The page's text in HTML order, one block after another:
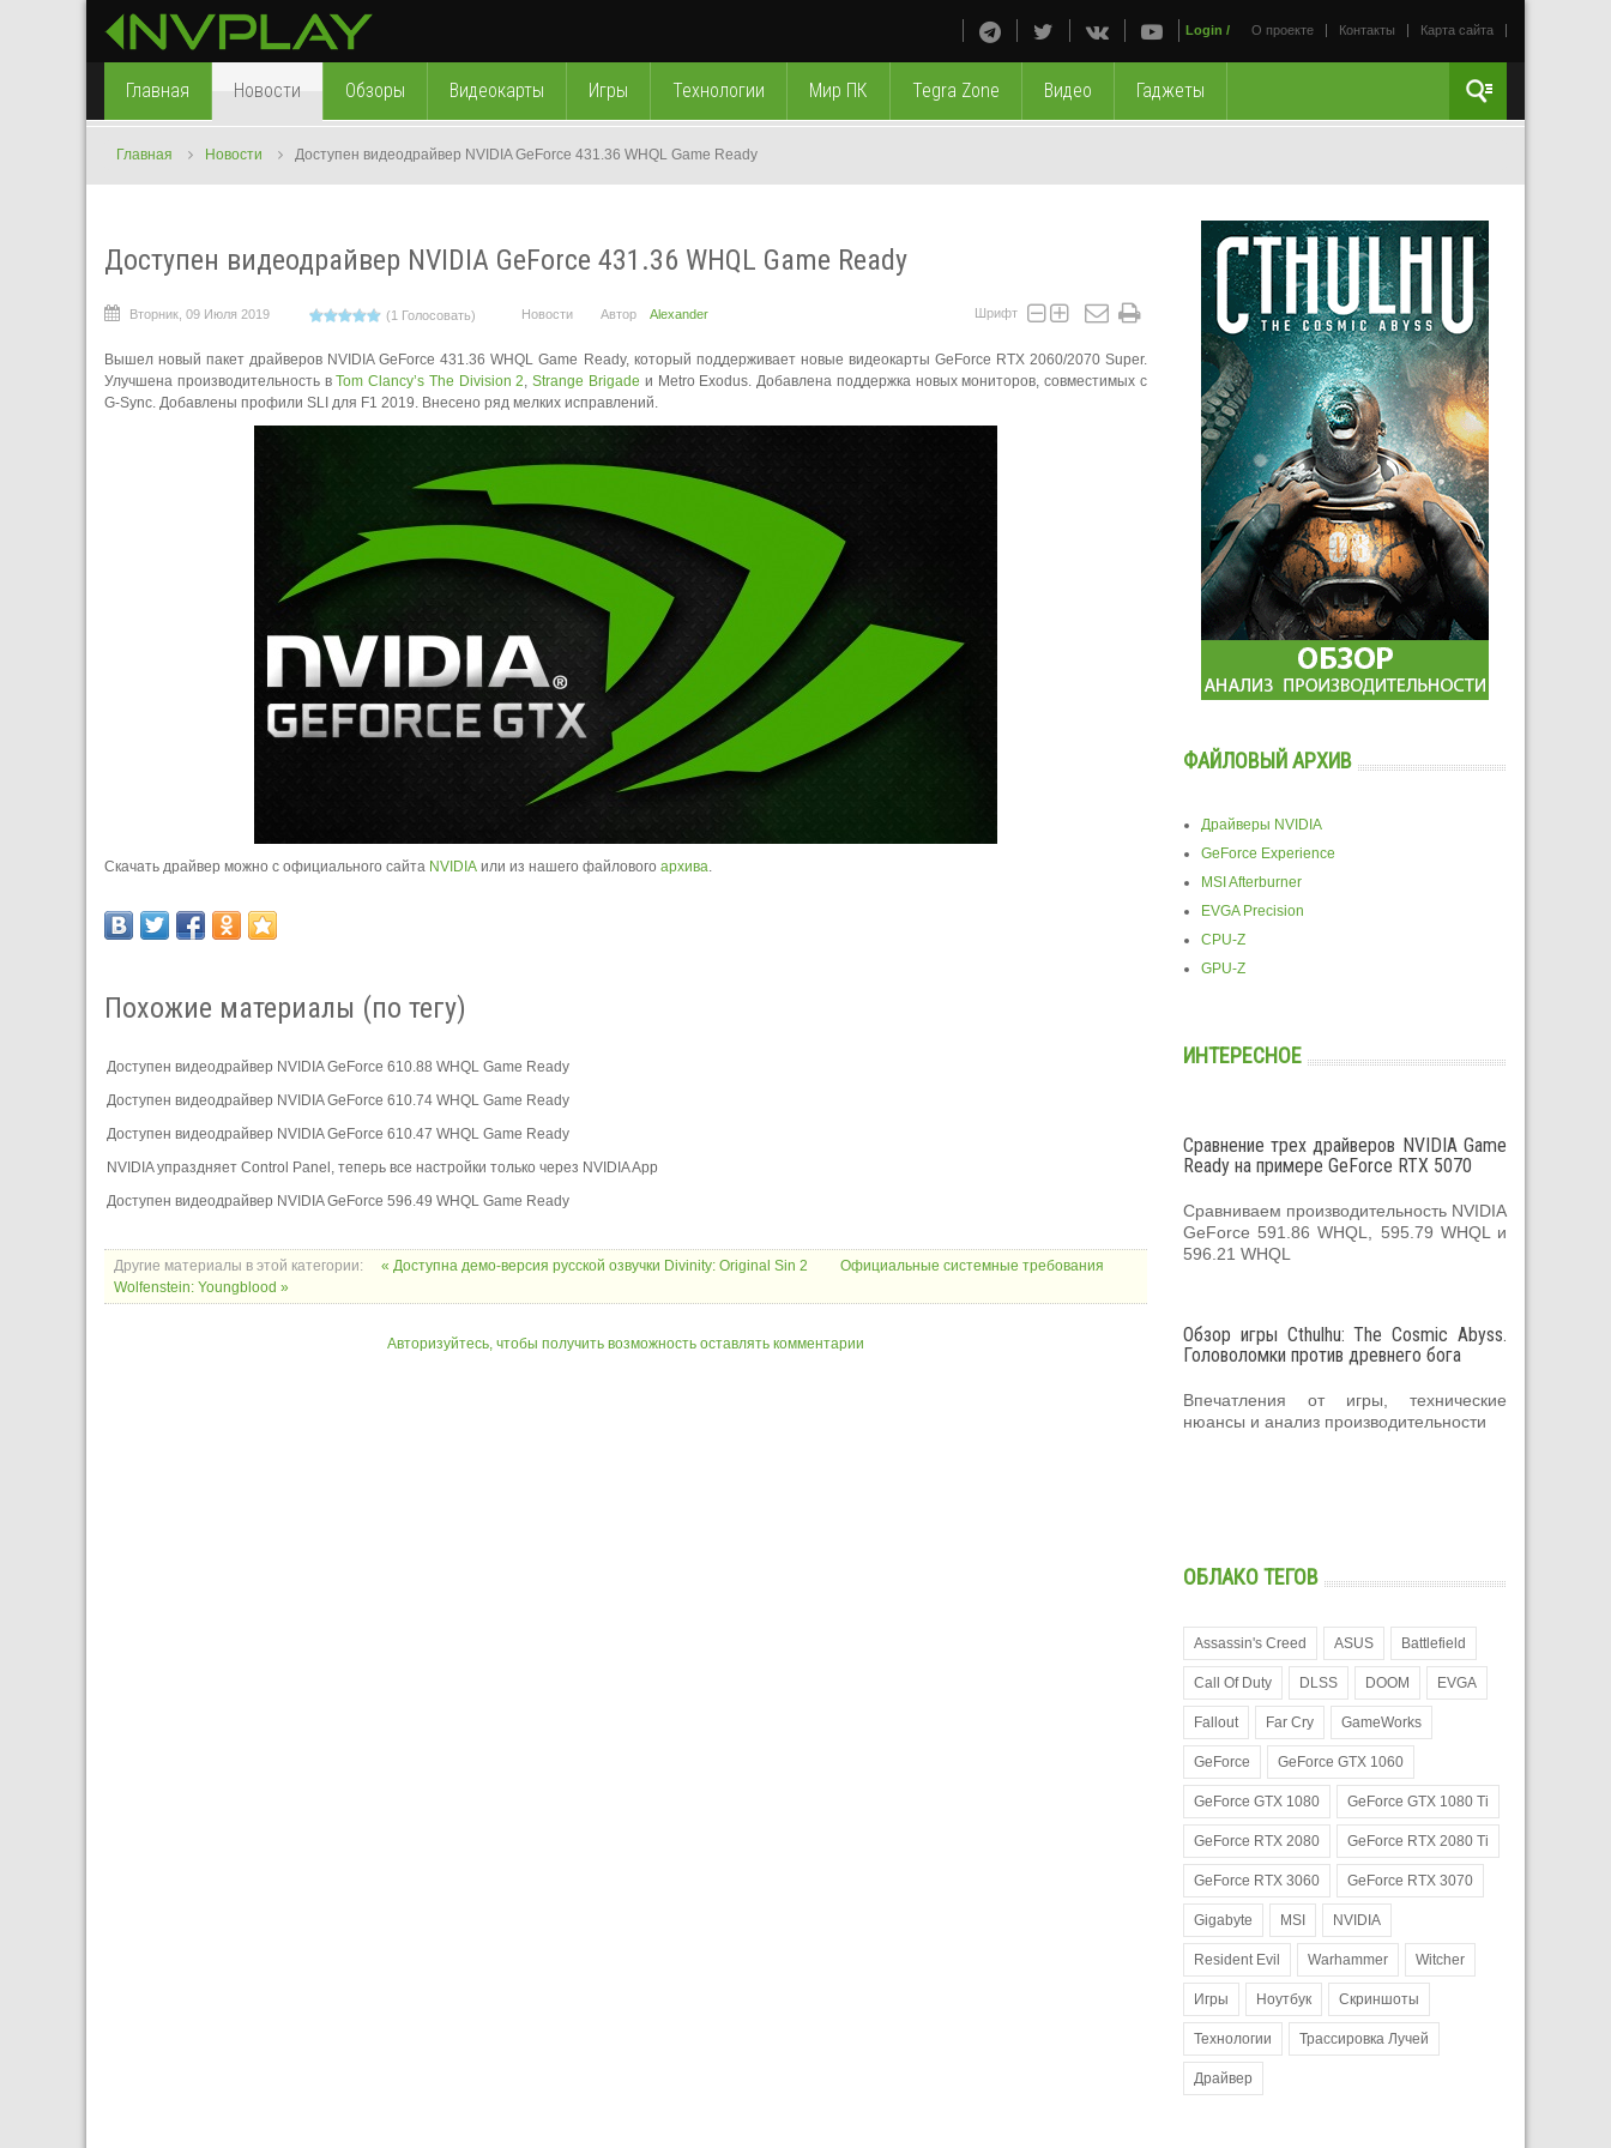
О проекте Контакты Карта сайта
Login /
Главная Новости Обзоры Видеокарты Игры Технологии Мир ПК Tegra Zone Видео Гаджеты
Главная Новости Доступен видеодрайвер NVIDIA GeForce 431.36 WHQL Game Ready
Доступен видеодрайвер NVIDIA GeForce 431.36 WHQL Game Ready
Вторник, 09 Июля 2019 (1 Голосовать) Новости Автор Alexander Шрифт
Вышел новый пакет драйверов NVIDIA GeForce 431.36 WHQL Game Ready, который поддерживает новые видеокарты GeForce RTX 2060/2070 Super.
Улучшена производительность вTom Clancy’s The Division 2,Strange Brigade и Metro Exodus. Добавлена поддержка новых мониторов, совместимых с
G-Sync. Добавлены профили SLI для F1 2019. Внесено ряд мелких исправлений.
Скачать драйвер можно с официального сайта NVIDIA или из нашего файлового архива.
Похожие материалы (по тегу)
Доступен видеодрайвер NVIDIA GeForce 610.88 WHQL Game Ready
Доступен видеодрайвер NVIDIA GeForce 610.74 WHQL Game Ready
Доступен видеодрайвер NVIDIA GeForce 610.47 WHQL Game Ready
NVIDIA упраздняет Control Panel, теперь все настройки только через NVIDIA App
Доступен видеодрайвер NVIDIA GeForce 596.49 WHQL Game Ready
Другие материалы в этой категории: « Доступна демо-версия русской озвучки Divinity: Original Sin 2
Официальные системные требования
Wolfenstein: Youngblood »
Авторизуйтесь, чтобы получить возможность оставлять комментарии
ФАЙЛОВЫЙ АРХИВ
Драйверы NVIDIA
GeForce Experience
MSI Afterburner
EVGA Precision
CPU-Z
GPU-Z
ИНТЕРЕСНОЕ
Сравнение трех драйверов NVIDIA Game
Ready на примере GeForce RTX 5070
Сравниваем производительность NVIDIA
GeForce 591.86 WHQL, 595.79 WHQL и
596.21 WHQL
Обзор игры Cthulhu: The Cosmic Abyss.
Головоломки против древнего бога
Впечатления от игры, технические
нюансы и анализ производительности
ОБЛАКО ТЕГОВ
Assassin's Creed ASUS Battlefield
Call Of Duty DLSS DOOM EVGA
Fallout Far Cry GameWorks
GeForce GeForce GTX 1060
GeForce GTX 1080 GeForce GTX 1080 Ti
GeForce RTX 2080 GeForce RTX 2080 Ti
GeForce RTX 3060 GeForce RTX 3070
Gigabyte MSI NVIDIA
Resident Evil Warhammer Witcher
Игры Ноутбук Скриншоты
Технологии Трассировка Лучей
Драйвер